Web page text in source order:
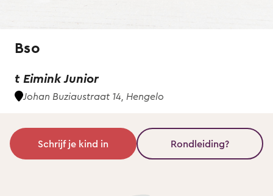
Bso
t Eimink Junior
Johan Buziaustraat 14, Hengelo
Schrijf je kind in Rondleiding?